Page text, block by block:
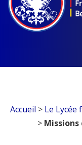
Accueil > Le Lycée
> Missions